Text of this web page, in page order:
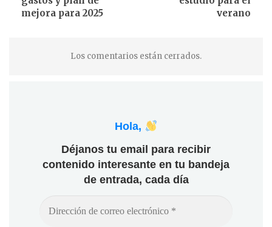
mejora para 2025
verano
Los comentarios están cerrados.
Hola,
Déjanos tu email para recibir
contenido interesante en tu bandeja
de entrada, cada día